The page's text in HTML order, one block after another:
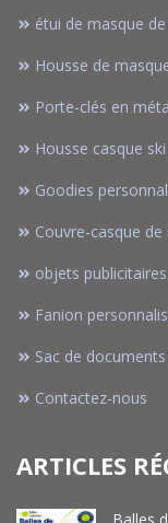
étui de masque
Housse de
Porte-clés en
Housse casque
Goodies
Couvre-casque
objets
Fanion
Sac de
Contactez-nous
ARTICLES